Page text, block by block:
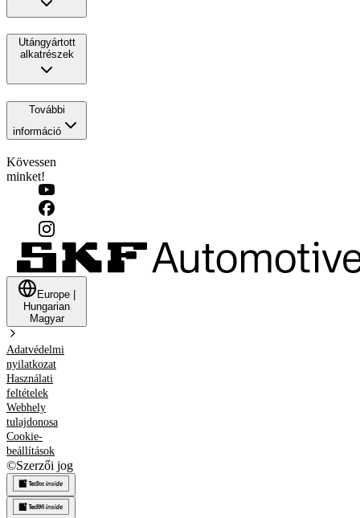
Utángyártott
alkatrészek
További
információ
Kövessen
minket!
Europe
Hungarian
Magyar
Adatvédelmi
nyilatkozat
Használati
feltételek
Webhely
tulajdonosa
Cookie-
beállítások
©Szerzői jog